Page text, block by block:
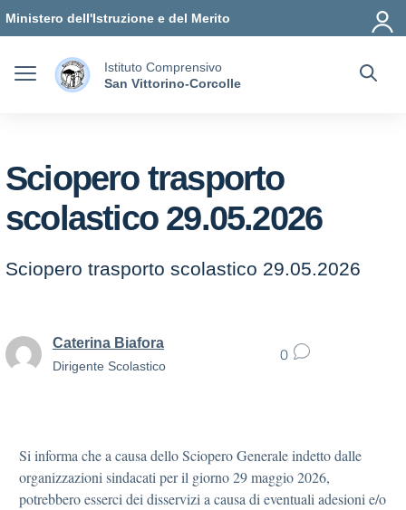
Vai ai contenuti
Vai al menu di navigazione
Vai al footer
Ministero dell'Istruzione e del Merito
Istituto Comprensivo
San Vittorino-Corcolle
Sciopero trasporto
scolastico 29.05.2026
Sciopero trasporto scolastico 29.05.2026
Caterina Biafora
Dirigente Scolastico
0
Si informa che a causa dello Sciopero Generale indetto dalle
organizzazioni sindacati per il giorno 29 maggio 2026,
potrebbero esserci dei disservizi a causa di eventuali adesioni e/o